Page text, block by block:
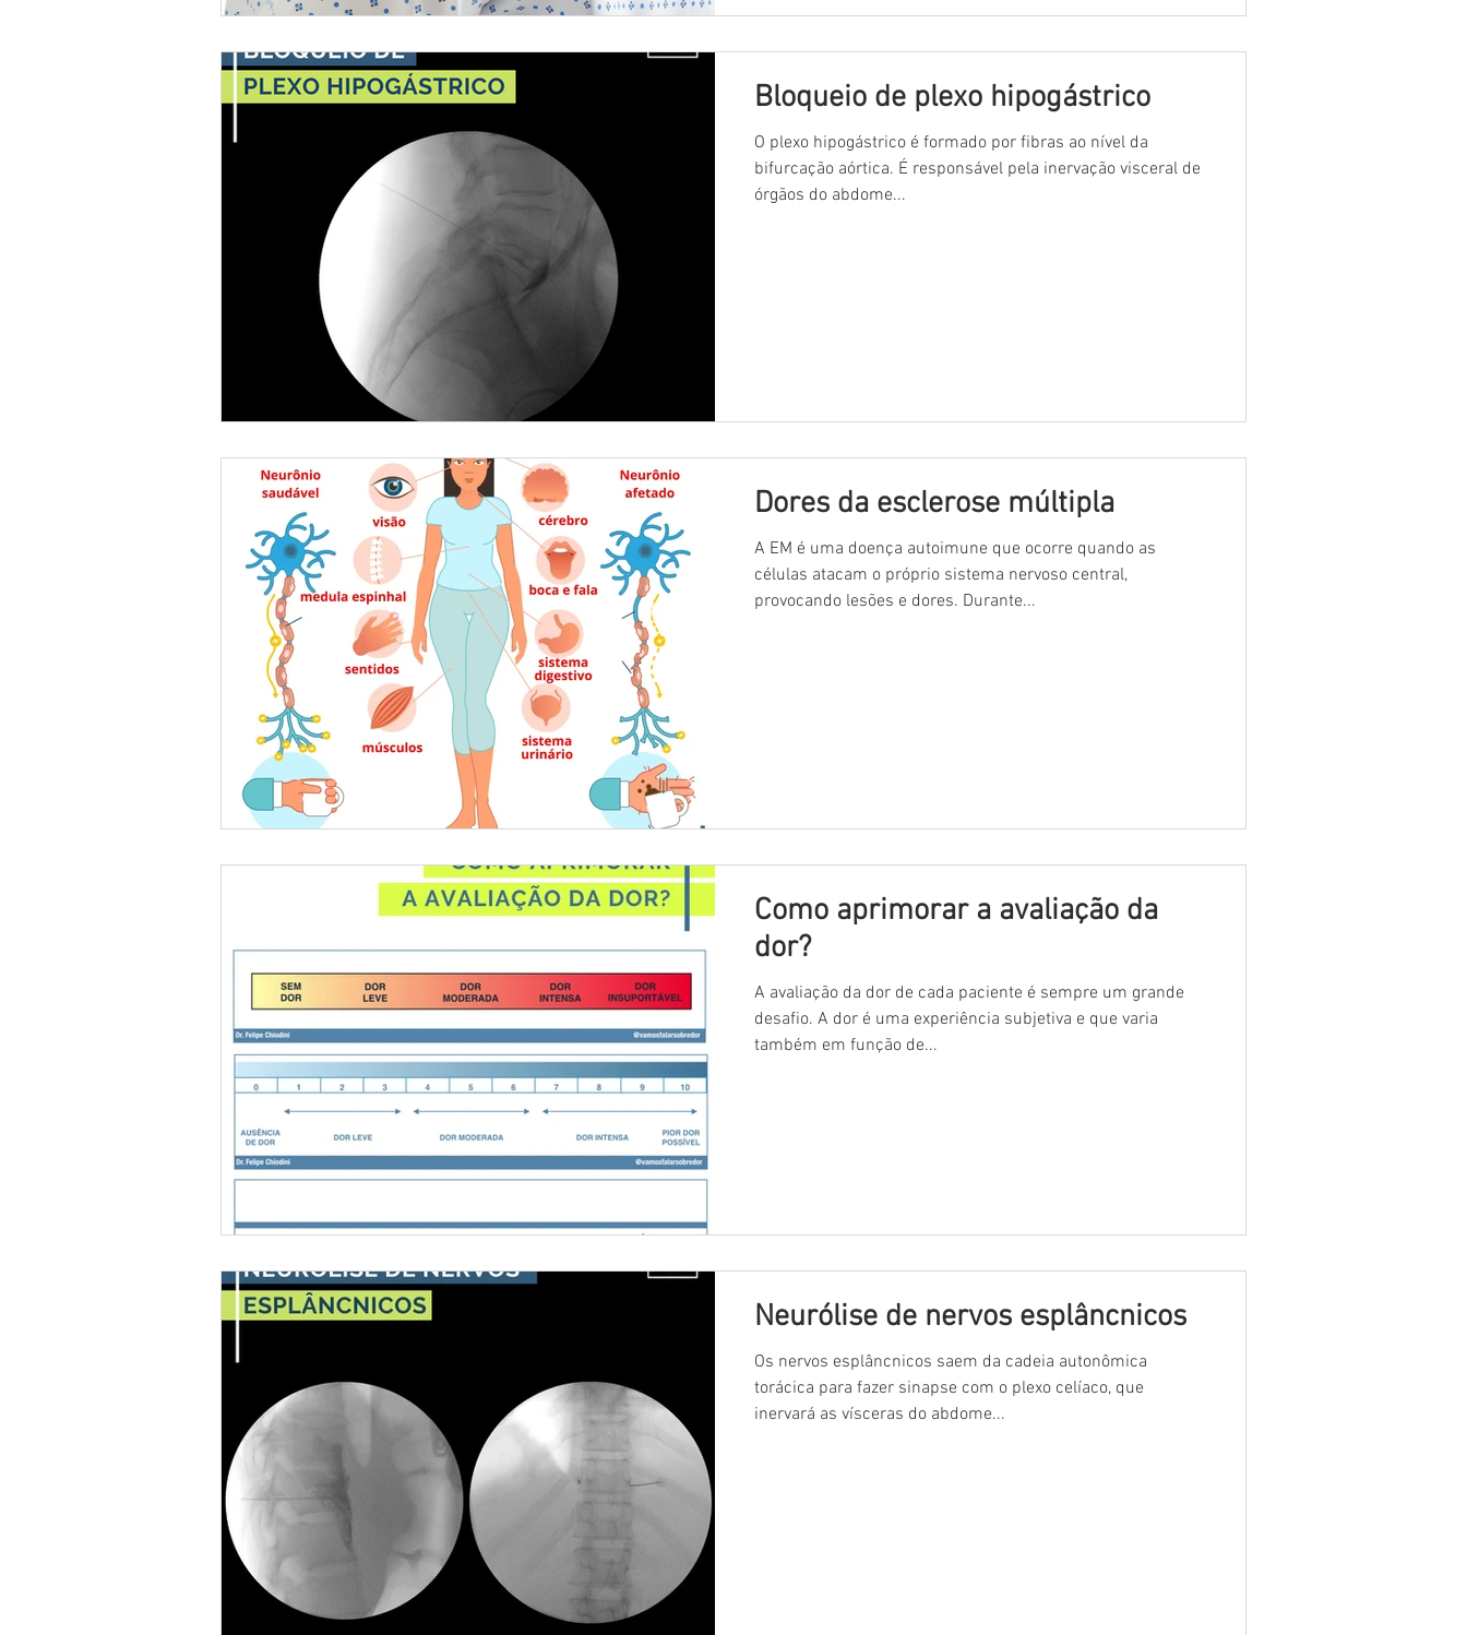
Bloqueio de plexo hipogástrico
O plexo hipogástrico é formado por fibras ao nível da
bifurcação aórtica. É responsável pela inervação visceral de
órgãos do abdome...
Dores da esclerose múltipla
A EM é uma doença autoimune que ocorre quando as
células atacam o próprio sistema nervoso central,
provocando lesões e dores. Durante...
Como aprimorar a avaliação da
dor?
A avaliação da dor de cada paciente é sempre um grande
desafio. A dor é uma experiência subjetiva e que varia
também em função de...
Neurólise de nervos esplâncnicos
Os nervos esplâncnicos saem da cadeia autonômica
torácica para fazer sinapse com o plexo celíaco, que
inervará as vísceras do abdome...